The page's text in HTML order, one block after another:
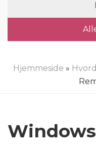
Hjemmeside »